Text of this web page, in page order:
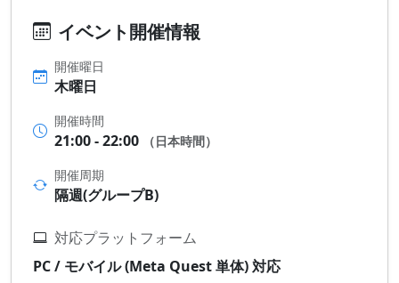
イベント開催情報
開催曜日
木曜日
開催時間
21:00 - 22:00
（日本時間）
開催周期
隔週(グループB)
対応プラットフォーム
PC / モバイル (Meta Quest 単体) 対応